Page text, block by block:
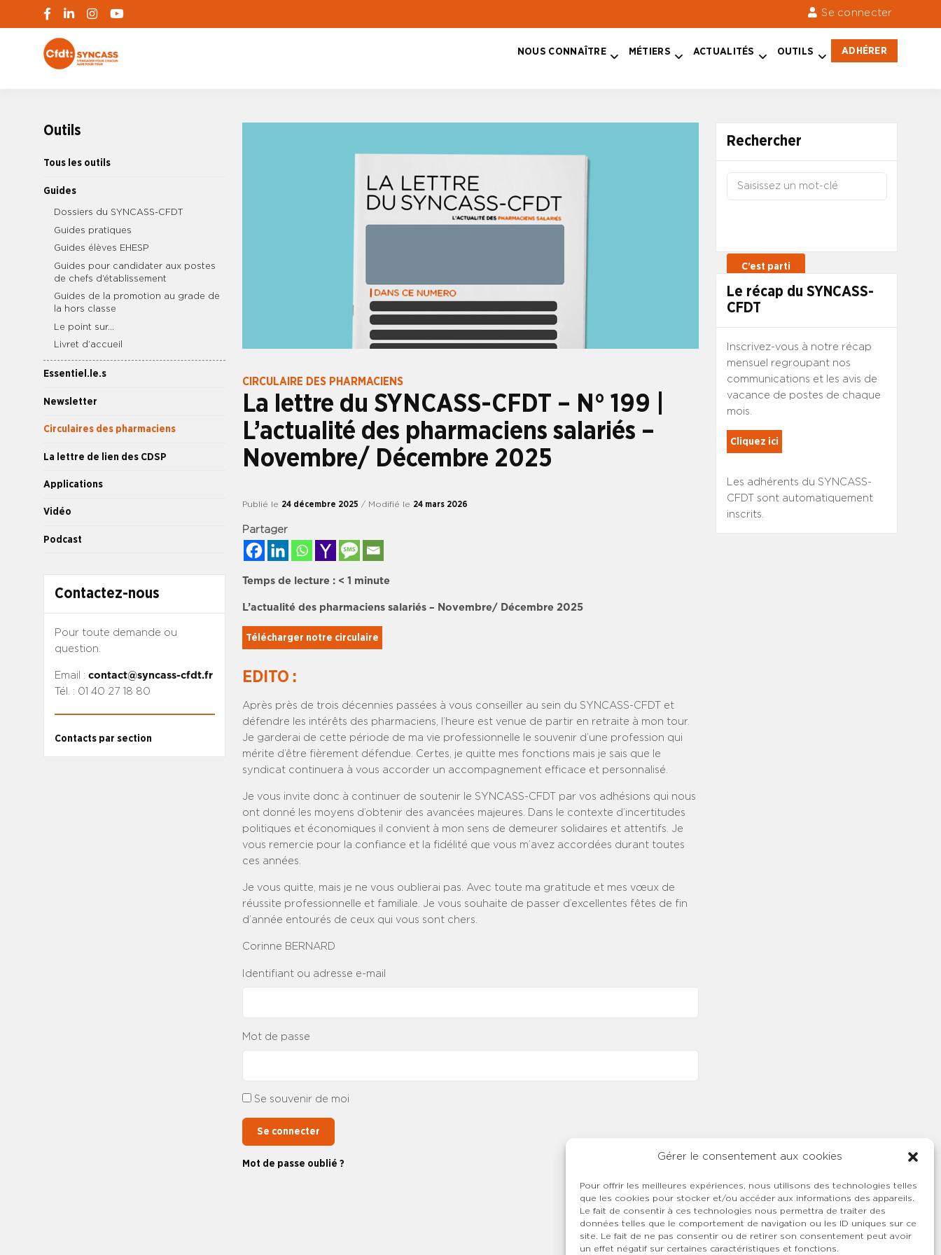
Gérer le consentement aux cookies
Pour offrir les meilleures expériences, nous utilisons des technologies telles
que les cookies pour stocker et/ou accéder aux informations des appareils.
Le fait de consentir à ces technologies nous permettra de traiter des
données telles que le comportement de navigation ou les ID uniques sur ce
site. Le fait de ne pas consentir ou de retirer son consentement peut avoir
un effet négatif sur certaines caractéristiques et fonctions.
Se connecter
NOUS CONNAÎTRE MÉTIERS ACTUALITÉS OUTILS ADHÉRER
Outils
Tous les outils
Guides
Dossiers du SYNCASS-CFDT
Guides pratiques
Guides élèves EHESP
Guides pour candidater aux postes
de chefs d’établissement
Guides de la promotion au grade de
la hors classe
Le point sur…
Livret d’accueil
Essentiel.le.s
Newsletter
Circulaires des pharmaciens
La lettre de lien des CDSP
Applications
Vidéo
Podcast
Contactez-nous
Pour toute demande ou
question.
Email : contact@syncass-cfdt.fr
Tél. : 01 40 27 18 80
Contacts par section
CIRCULAIRE DES PHARMACIENS
La lettre du SYNCASS-CFDT – N° 199 |
L’actualité des pharmaciens salariés –
Novembre/ Décembre 2025
Publié le 24 décembre 2025 / Modifié le 24 mars 2026
Partager
Temps de lecture : < 1 minute
L’actualité des pharmaciens salariés – Novembre/ Décembre 2025
Télécharger notre circulaire
EDITO :
Après près de trois décennies passées à vous conseiller au sein du SYNCASS-CFDT et
défendre les intérêts des pharmaciens, l’heure est venue de partir en retraite à mon tour.
Je garderai de cette période de ma vie professionnelle le souvenir d’une profession qui
mérite d’être fièrement défendue. Certes, je quitte mes fonctions mais je sais que le
syndicat continuera à vous accorder un accompagnement efficace et personnalisé.
Je vous invite donc à continuer de soutenir le SYNCASS-CFDT par vos adhésions qui nous
ont donné les moyens d’obtenir des avancées majeures. Dans le contexte d’incertitudes
politiques et économiques il convient à mon sens de demeurer solidaires et attentifs. Je
vous remercie pour la confiance et la fidélité que vous m’avez accordées durant toutes
ces années.
Je vous quitte, mais je ne vous oublierai pas. Avec toute ma gratitude et mes vœux de
réussite professionnelle et familiale. Je vous souhaite de passer d’excellentes fêtes de fin
d’année entourés de ceux qui vous sont chers.
Corinne BERNARD
Identifiant ou adresse e-mail
Mot de passe
Se souvenir de moi
Se connecter
Mot de passe oublié ?
Rechercher
Le récap du SYNCASS-
CFDT
Inscrivez-vous à notre récap
mensuel regroupant nos
communications et les avis de
vacance de postes de chaque
mois.
Cliquez ici
Les adhérents du SYNCASS-
CFDT sont automatiquement
inscrits.